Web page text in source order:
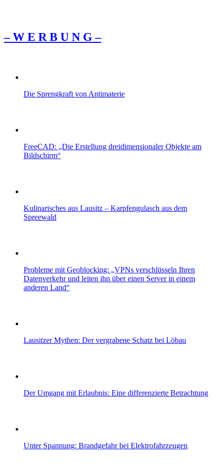
– W Ε R Β U Ν G –
Die Sprengkraft von Antimaterie
FreeCAD: „Die Erstellung dreidimensionaler Objekte am
Bildschirm“
Kulinarisches aus Lausitz – Karpfengulasch aus dem
Spreewald
Probleme mit Geoblocking: „VPNs verschlüsseln Ihren
Datenverkehr und leiten ihn über einen Server in einem
anderen Land“
Lausitzer Mythen: Der vergrabene Schatz bei Löbau
Der Umgang mit Erlaubnis: Eine differenzierte Betrachtung
Unter Spannung: Brandgefahr bei Elektrofahrzeugen